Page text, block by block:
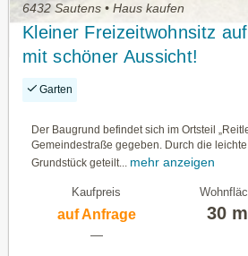
6432 Sautens • Haus kaufen
Kleiner Freizeitwohnsitz
mit schöner Aussicht!
Garten
Der Baugrund befindet sich im Ortsteil
Gemeindestraße gegeben. Durch die
Grundstück geteilt...
mehr anzeigen
Kaufpreis
auf Anfrage
—
30